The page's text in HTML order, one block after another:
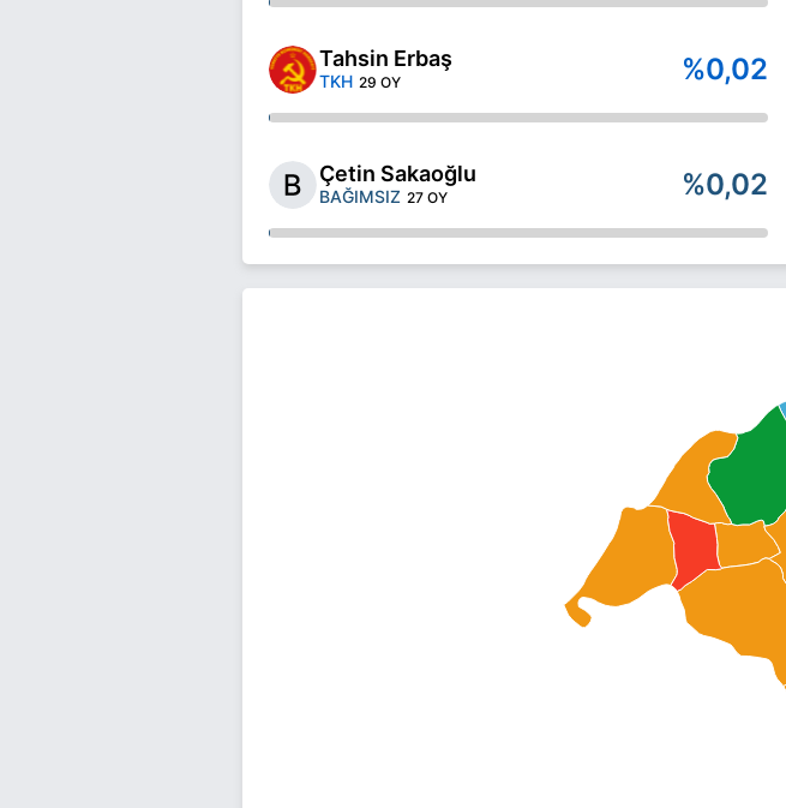
Tahsin Erbaş
TKH 29 OY %0,02
Çetin Sakaoğlu
BAĞIMSIZ 27 OY %0,02